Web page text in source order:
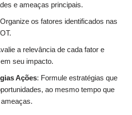
e ameaças principais.
os fatores identificados nas
a relevância de cada fator e
seu impacto.
Ações: Formule estratégias que
ao mesmo tempo que